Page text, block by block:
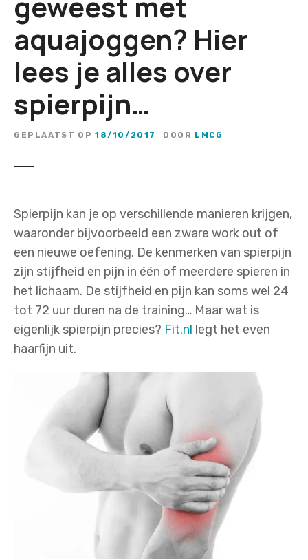
aquajoggen? Hier
lees je alles over
spierpijn…
GEPLAATST OP 18/10/2017 DOOR LMCG
Spierpijn kan je op verschillende manieren krijgen,
waaronder bijvoorbeeld een zware work out of
een nieuwe oefening. De kenmerken van spierpijn
zijn stijfheid en pijn in één of meerdere spieren in
het lichaam. De stijfheid en pijn kan soms wel 24
tot 72 uur duren na de training… Maar wat is
eigenlijk spierpijn precies? Fit.nl legt het even
haarfijn uit.